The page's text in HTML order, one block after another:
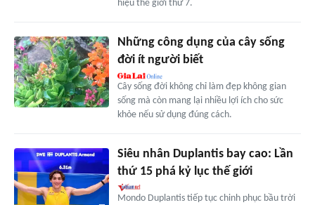
hiệu thế giới thứ 7.
Những công dụng của cây sống
đời ít người biết
Cây sống đời không chỉ làm đẹp không gian
sống mà còn mang lại nhiều lợi ích cho sức
khỏe nếu sử dụng đúng cách.
Siêu nhân Duplantis bay cao: Lần
thứ 15 phá kỷ lục thế giới
Mondo Duplantis tiếp tục chinh phục bầu trời